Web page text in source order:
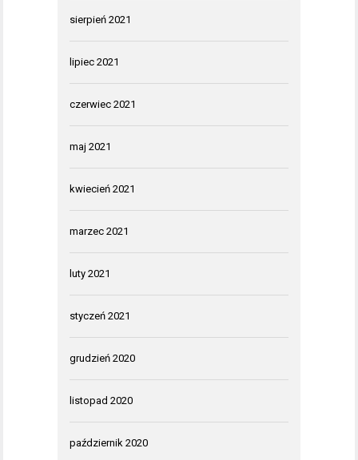
sierpień 2021
lipiec 2021
czerwiec 2021
maj 2021
kwiecień 2021
marzec 2021
luty 2021
styczeń 2021
grudzień 2020
listopad 2020
październik 2020